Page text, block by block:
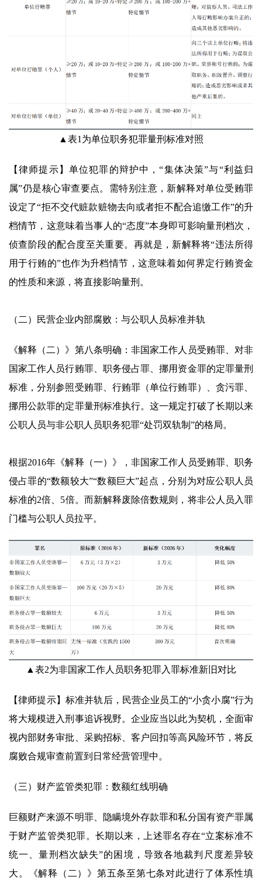
▲表1为单位职务犯罪量刑标准对照
【律师提示】单位犯罪的辩护中，“集体决策”与“利益归
属”仍是核心审查要点。需特别注意，新解释对单位受贿罪
设定了“拒不交代赃款赃物去向或者拒不配合追缴工作”的升
档情节，这意味着当事人的“态度”本身即可影响量刑档次，
侦查阶段的配合度至关重要。再就是，新解释将“违法所得
用于行贿的”也作为升档情节，这意味着如何界定行贿资金
的性质和来源，将直接影响量刑。
（二）民营企业内部腐败：与公职人员标准并轨
《解释（二）》第八条明确：非国家工作人员受贿罪、对非
国家工作人员行贿罪、职务侵占罪、挪用资金罪的定罪量刑
标准，分别参照受贿罪、行贿罪（单位行贿罪）、贪污罪、
挪用公款罪的定罪量刑标准执行。这一规定打破了长期以来
公职人员与非公职人员职务犯罪“处罚双轨制”的格局。
根据2016年《解释（一）》，非国家工作人员受贿罪、职务
侵占罪的“数额较大”“数额巨大”起点，分别为对应公职人员
标准的2倍、5倍。而新解释废除倍数规则，将非公人员入罪
门槛与公职人员拉平。
▲表2为非国家工作人员职务犯罪入罪标准新旧对比
【律师提示】标准并轨后，民营企业员工的“小贪小腐”行为
将大规模进入刑事追诉视野。企业应当以此为契机，全面审
视内部财务审批、采购招标、客户回扣等高风险环节，将反
腐败合规审查前置到日常经营管理中。
（三）财产监管类犯罪：数额红线明确
巨额财产来源不明罪、隐瞒境外存款罪和私分国有资产罪属
于财产监管类犯罪。长期以来，上述罪名存在“立案标准不
统一、量刑档次缺失”的困境，导致各地裁判尺度差异较
大。《解释（二）》第五条至第七条对此进行了体系性填